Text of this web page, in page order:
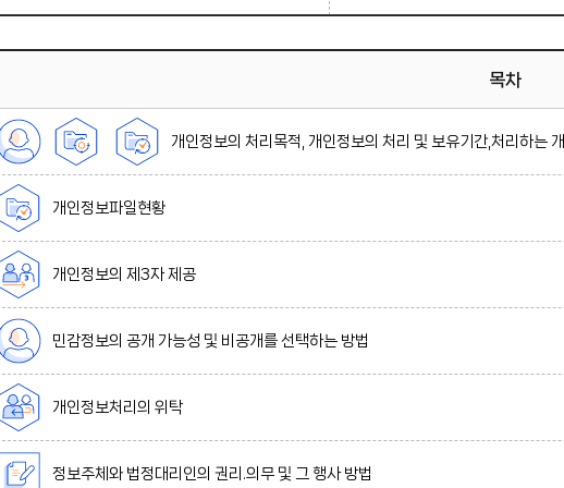
목차
개인정보의 처리목적, 개인정보의 처리 및 보유기간,처리하는
개인정보파일현황
개인정보의 제3자 제공
민감정보의 공개 가능성 및 비공개를 선택하는 방법
개인정보처리의 위탁
정보주체와 법정대리인의 권리.의무 및 그 행사 방법